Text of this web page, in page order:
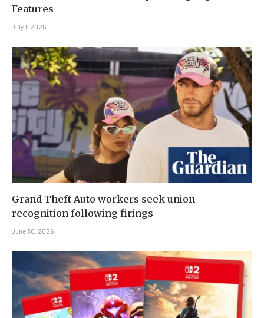
Features
July 1, 2026
Grand Theft Auto workers seek union
recognition following firings
June 30, 2026